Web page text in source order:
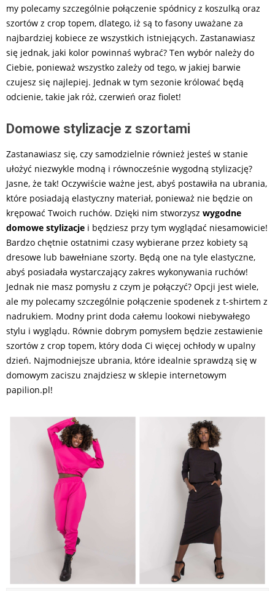
my polecamy szczególnie połączenie spódnicy z koszulką oraz
szortów z crop topem, dlatego, iż są to fasony uważane za
najbardziej kobiece ze wszystkich istniejących. Zastanawiasz
się jednak, jaki kolor powinnaś wybrać? Ten wybór należy do
Ciebie, ponieważ wszystko zależy od tego, w jakiej barwie
czujesz się najlepiej. Jednak w tym sezonie królować będą
odcienie, takie jak róż, czerwień oraz fiolet!
Domowe stylizacje z szortami
Zastanawiasz się, czy samodzielnie również jesteś w stanie
ułożyć niezwykle modną i równocześnie wygodną stylizację?
Jasne, że tak! Oczywiście ważne jest, abyś postawiła na ubrania,
które posiadają elastyczny materiał, ponieważ nie będzie on
krępować Twoich ruchów. Dzięki nim stworzysz wygodne
domowe stylizacje i będziesz przy tym wyglądać niesamowicie!
Bardzo chętnie ostatnimi czasy wybierane przez kobiety są
dresowe lub bawełniane szorty. Będą one na tyle elastyczne,
abyś posiadała wystarczający zakres wykonywania ruchów!
Jednak nie masz pomysłu z czym je połączyć? Opcji jest wiele,
ale my polecamy szczególnie połączenie spodenek z t-shirtem z
nadrukiem. Modny print doda całemu lookowi niebywałego
stylu i wyglądu. Równie dobrym pomysłem będzie zestawienie
szortów z crop topem, który doda Ci więcej ochłody w upalny
dzień. Najmodniejsze ubrania, które idealnie sprawdzą się w
domowym zaciszu znajdziesz w sklepie internetowym
papilion.pl!